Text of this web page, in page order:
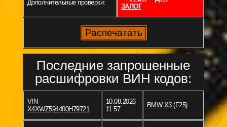
Дополнительные проверки:
ЗАЛОГ
Последние запрошенные
расшифровки ВИН кодов:
VIN
X4XWZ594400H79721
10.08.2026
11:57
BMWX3 (F25)